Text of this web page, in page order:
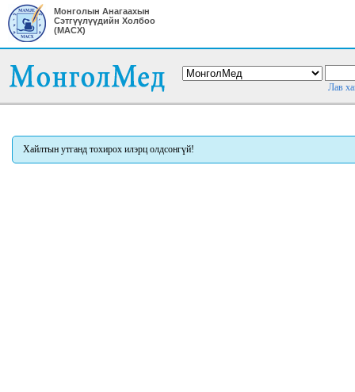
Монголын Анагаахын
Сэтгүүлүүдийн Холбоо
(МАСХ)
Лав
Хайлтын утганд тохирох илэрц олдсонгүй!